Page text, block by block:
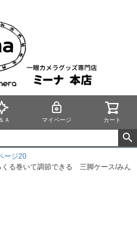
Ａ マイページ カート
ージ20
くる巻いて調節できる 三脚ケース/みん